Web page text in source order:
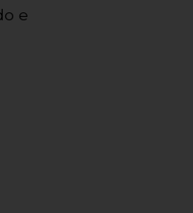
e